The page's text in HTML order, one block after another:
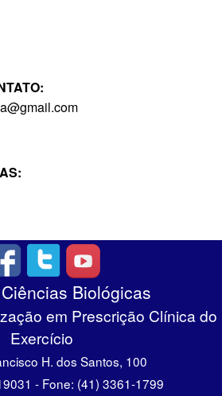
Biológicas
em Prescrição Clínica do
Exercício
H. dos Santos, 100
- Fone: (41) 3361-1799